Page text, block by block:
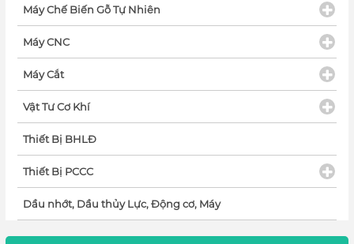
Máy Chế Biến Gỗ Tự Nhiên
Máy CNC
Máy Cắt
Vật Tư Cơ Khí
Thiết Bị BHLĐ
Thiết Bị PCCC
Dầu nhớt, Dầu thủy Lực, Động cơ, Máy